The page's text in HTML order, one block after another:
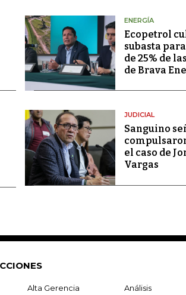
ENERGÍA
Ecopetrol
subasta
de 25% de
de Brava
JUDICIAL
Sanguino
el caso de
Vargas
Alta Gerencia
Análisis